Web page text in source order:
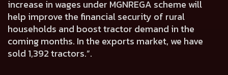
increase in wages under MGNREGA scheme will
help improve the financial security of rural
households and boost tractor demand in the
coming months. In the exports market, we have
sold 1,392 tractors.”.